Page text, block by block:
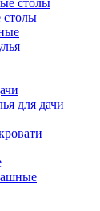
столы
для дачи